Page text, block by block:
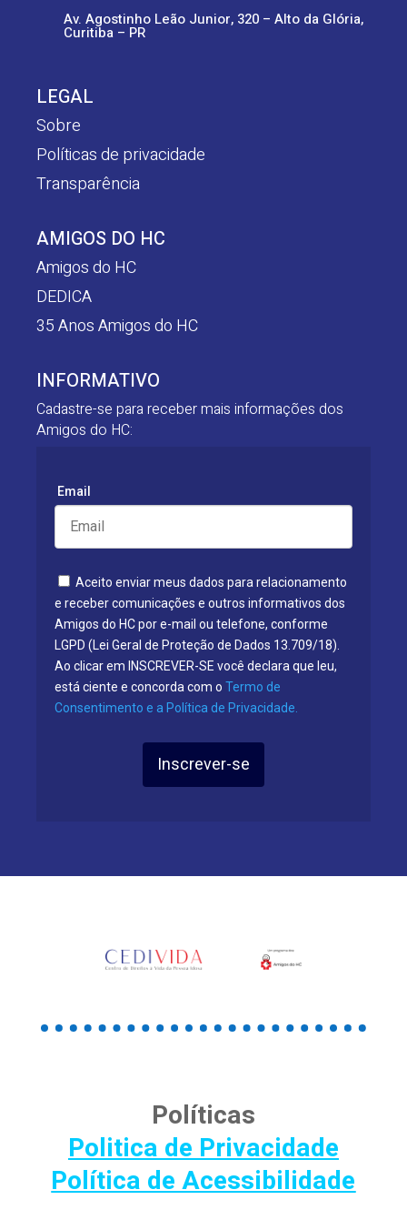
Av. Agostinho Leão Junior, 320 – Alto da Glória,
Curitiba – PR
LEGAL
Sobre
Políticas de privacidade
Transparência
AMIGOS DO HC
Amigos do HC
DEDICA
35 Anos Amigos do HC
INFORMATIVO
Cadastre-se para receber mais informações dos
Amigos do HC:
Email
Aceito enviar meus dados para relacionamento
e receber comunicações e outros informativos dos
Amigos do HC por e-mail ou telefone, conforme
LGPD (Lei Geral de Proteção de Dados 13.709/18).
Ao clicar em INSCREVER-SE você declara que leu,
está ciente e concorda com o Termo de
Consentimento e a Política de Privacidade.
Inscrever-se
Políticas
Politica de Privacidade
Política de Acessibilidade